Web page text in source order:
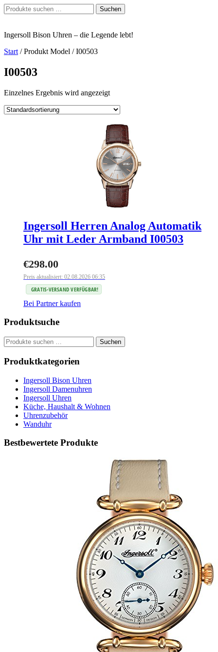
Zum
Inhalt
Suchen
nach:
Suchen
Ingersoll Bison Uhren – die Legende lebt!
Start / Produkt Model / I00503
I00503
Einzelnes Ergebnis wird angezeigt
Ingersoll Herren Analog Automatik
Uhr mit Leder Armband I00503
€298.00
Preis aktualisiert: 02.08.2026 06:35
GRATIS-VERSAND VERFÜGBAR!
Bei Partner kaufen
Produktsuche
Suchen
nach:
Suchen
Produktkategorien
Ingersoll Bison Uhren
Ingersoll Damenuhren
Ingersoll Uhren
Küche, Haushalt & Wohnen
Uhrenzubehör
Wanduhr
Bestbewertete Produkte